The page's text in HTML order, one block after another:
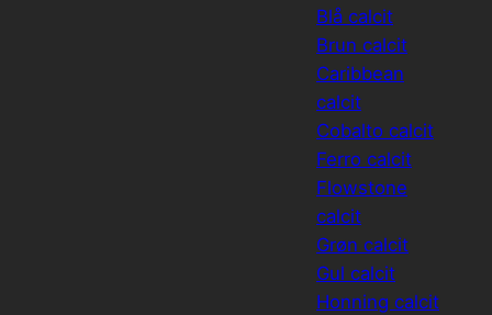
Blå calcit
Brun calcit
Caribbean
calcit
Cobalto calcit
Ferro calcit
Flowstone
calcit
Grøn calcit
Gul calcit
Honning calcit